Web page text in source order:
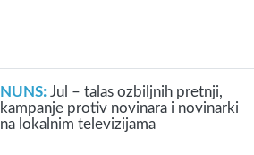
NUNS:Jul – talas ozbiljnih pretnji,
kampanje protiv novinara i novinarki
na lokalnim televizijama